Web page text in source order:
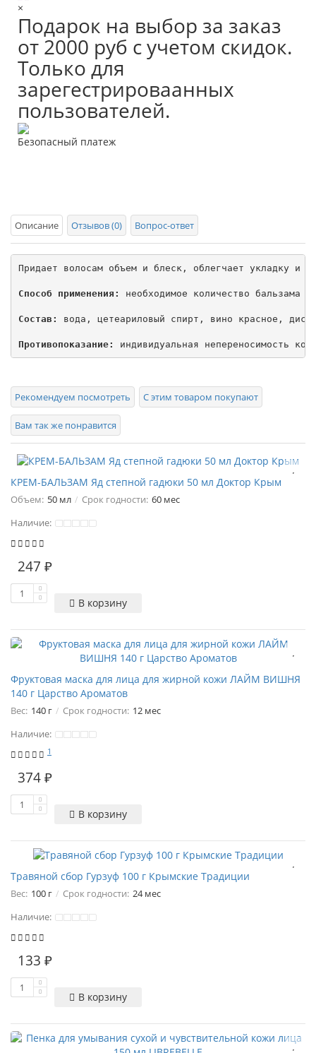
×
Подарок на выбор за заказ
от 2000 руб с учетом скидок.
Только для
зарегестрироваанных
пользователей.
Безопасный платеж
Описание Отзывов (0) Вопрос-ответ
Придает волосам объем и блеск, облегчает укладку и
Способ применения: необходимое количество бальзама
Состав: вода, цетеариловый спирт, вино красное,
Противопоказание: индивидуальная непереносимость
Рекомендуем посмотреть С этим товаром покупают
Вам так же понравится
КРЕМ-БАЛЬЗАМ Яд степной гадюки 50 мл Доктор Крым
Объем: 50 мл Срок годности: 60 мес
Наличие:
247 ₽
В корзину
Фруктовая маска для лица для жирной кожи ЛАЙМ ВИШНЯ
140 г Царство Ароматов
Вес: 140 г Срок годности: 12 мес
Наличие:
1
374 ₽
В корзину
Травяной сбор Гурзуф 100 г Крымские Традиции
Вес: 100 г Срок годности: 24 мес
Наличие:
133 ₽
В корзину